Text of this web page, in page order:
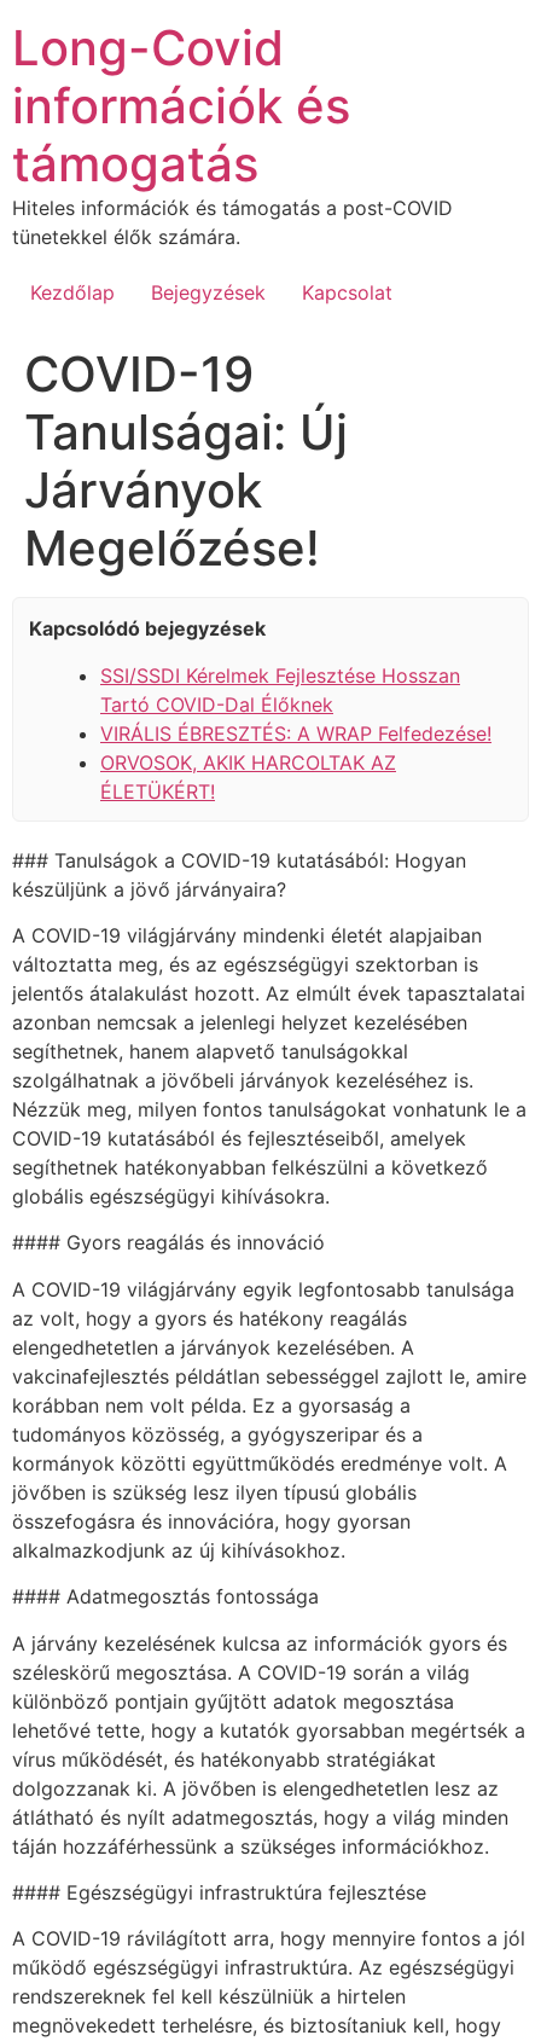
tartalomhoz
Long-Covid
információk és
támogatás
Hiteles információk és támogatás a post-COVID
tünetekkel élők számára.
Kezdőlap Bejegyzések Kapcsolat
COVID-19
Tanulságai: Új
Járványok
Megelőzése!
Kapcsolódó bejegyzések
SSI/SSDI Kérelmek Fejlesztése Hosszan
Tartó COVID-Dal Élőknek
VIRÁLIS ÉBRESZTÉS: A WRAP Felfedezése!
ORVOSOK, AKIK HARCOLTAK AZ
ÉLETÜKÉRT!
### Tanulságok a COVID-19 kutatásából: Hogyan
készüljünk a jövő járványaira?
A COVID-19 világjárvány mindenki életét alapjaiban
változtatta meg, és az egészségügyi szektorban is
jelentős átalakulást hozott. Az elmúlt évek tapasztalatai
azonban nemcsak a jelenlegi helyzet kezelésében
segíthetnek, hanem alapvető tanulságokkal
szolgálhatnak a jövőbeli járványok kezeléséhez is.
Nézzük meg, milyen fontos tanulságokat vonhatunk le a
COVID-19 kutatásából és fejlesztéseiből, amelyek
segíthetnek hatékonyabban felkészülni a következő
globális egészségügyi kihívásokra.
#### Gyors reagálás és innováció
A COVID-19 világjárvány egyik legfontosabb tanulsága
az volt, hogy a gyors és hatékony reagálás
elengedhetetlen a járványok kezelésében. A
vakcinafejlesztés példátlan sebességgel zajlott le, amire
korábban nem volt példa. Ez a gyorsaság a
tudományos közösség, a gyógyszeripar és a
kormányok közötti együttműködés eredménye volt. A
jövőben is szükség lesz ilyen típusú globális
összefogásra és innovációra, hogy gyorsan
alkalmazkodjunk az új kihívásokhoz.
#### Adatmegosztás fontossága
A járvány kezelésének kulcsa az információk gyors és
széleskörű megosztása. A COVID-19 során a világ
különböző pontjain gyűjtött adatok megosztása
lehetővé tette, hogy a kutatók gyorsabban megértsék a
vírus működését, és hatékonyabb stratégiákat
dolgozzanak ki. A jövőben is elengedhetetlen lesz az
átlátható és nyílt adatmegosztás, hogy a világ minden
táján hozzáférhessünk a szükséges információkhoz.
#### Egészségügyi infrastruktúra fejlesztése
A COVID-19 rávilágított arra, hogy mennyire fontos a jól
működő egészségügyi infrastruktúra. Az egészségügyi
rendszereknek fel kell készülniük a hirtelen
megnövekedett terhelésre, és biztosítaniuk kell, hogy